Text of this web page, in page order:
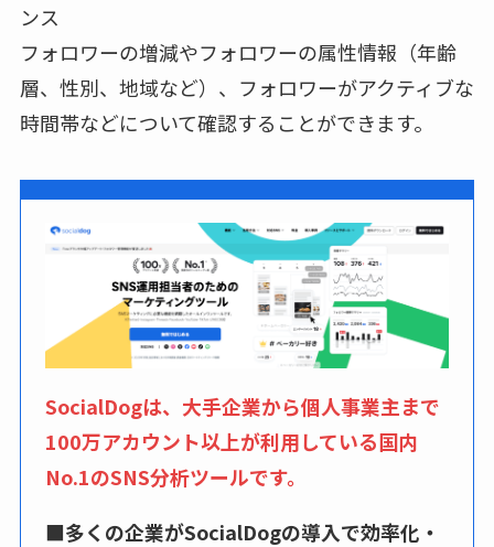
ンス
フォロワーの増減やフォロワーの属性情報（年齢
層、性別、地域など）、フォロワーがアクティブな
時間帯などについて確認することができます。
SocialDogは、大手企業から個人事業主まで
100万アカウント以上が利用している国内
No.1のSNS分析ツールです。
■多くの企業がSocialDogの導入で効率化・